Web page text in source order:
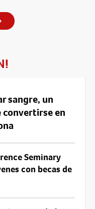
sangre, un
convertirse en
Seminary
con becas de